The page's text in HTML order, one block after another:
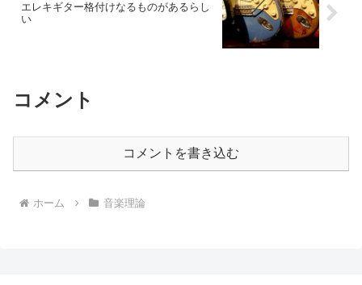
エレキギター格付けなるものがあるらし
い
コメント
コメントを書き込む
ホーム 音楽理論